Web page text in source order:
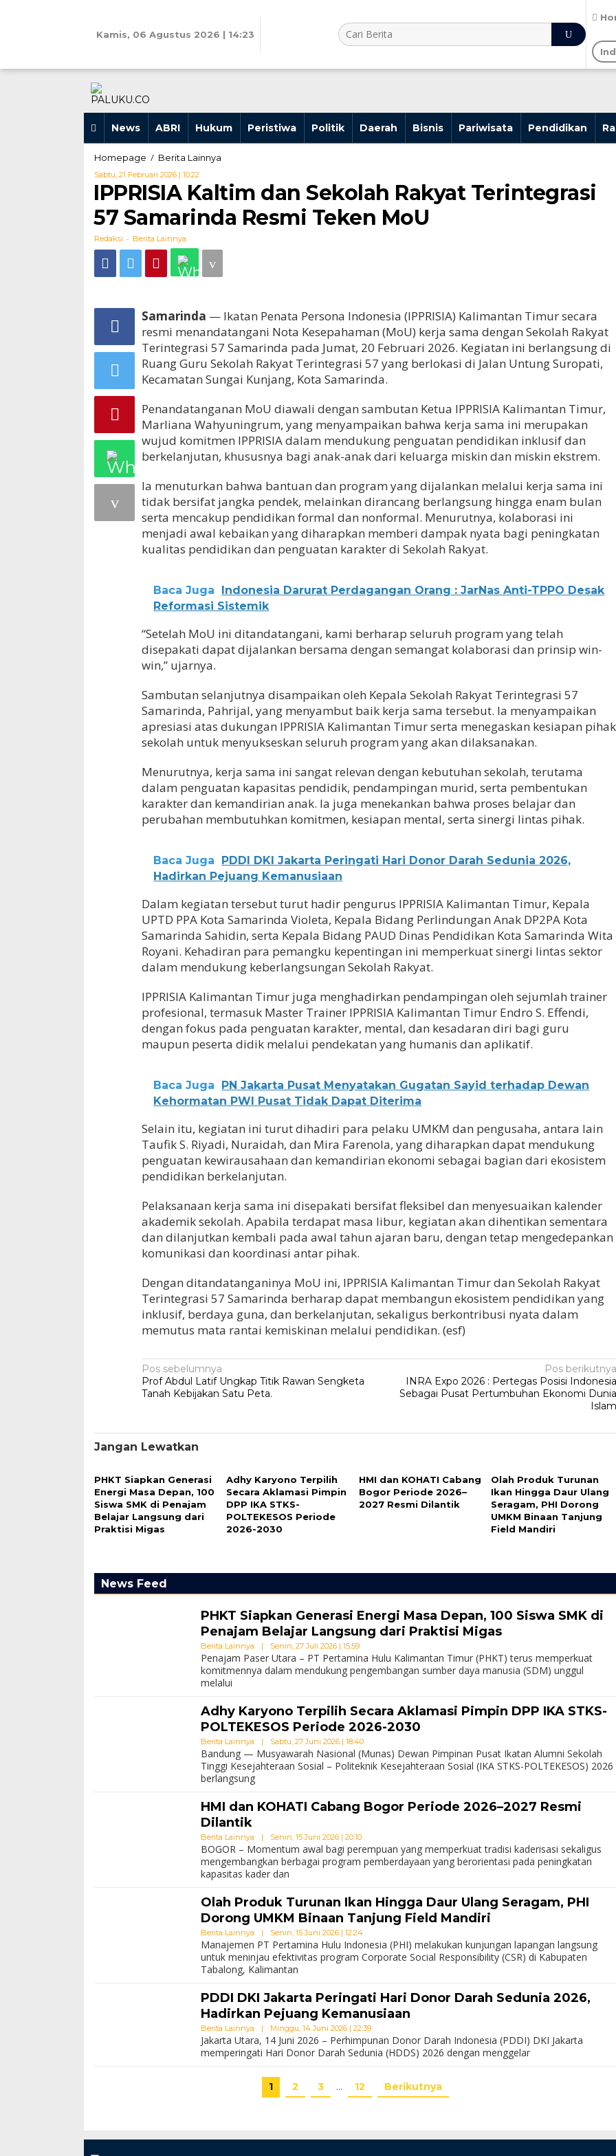
Kamis, 06 Agustus 2026 | 14:23
News ABRI Hukum Peristiwa Politik Daerah Bisnis Pariwisata Pendidikan
Homepage / Berita Lainnya
dan
Sekolah
Rakyat
Terintegrasi
MoU
Sabtu, 21 Februari 2026 | 10:22
Redaksi
IPPRISIA Kaltim dan Sekolah Rakyat Terintegrasi
57 Samarinda Resmi Teken MoU
Redaksi - Berita Lainnya
Samarinda — Ikatan Penata Persona Indonesia (IPPRISIA) Kalimantan Timur secara
resmi menandatangani Nota Kesepahaman (MoU) kerja sama dengan Sekolah Rakyat
Terintegrasi 57 Samarinda pada Jumat, 20 Februari 2026. Kegiatan ini berlangsung di
Ruang Guru Sekolah Rakyat Terintegrasi 57 yang berlokasi di Jalan Untung Suropati,
Kecamatan Sungai Kunjang, Kota Samarinda.
Penandatanganan MoU diawali dengan sambutan Ketua IPPRISIA Kalimantan Timur,
Marliana Wahyuningrum, yang menyampaikan bahwa kerja sama ini merupakan
wujud komitmen IPPRISIA dalam mendukung penguatan pendidikan inklusif dan
berkelanjutan, khususnya bagi anak-anak dari keluarga miskin dan miskin ekstrem.
Ia menuturkan bahwa bantuan dan program yang dijalankan melalui kerja sama ini
tidak bersifat jangka pendek, melainkan dirancang berlangsung hingga enam bulan
serta mencakup pendidikan formal dan nonformal. Menurutnya, kolaborasi ini
menjadi awal kebaikan yang diharapkan memberi dampak nyata bagi peningkatan
kualitas pendidikan dan penguatan karakter di Sekolah Rakyat.
Baca Juga
Indonesia Darurat Perdagangan Orang : JarNas Anti-TPPO Desak
Reformasi Sistemik
“Setelah MoU ini ditandatangani, kami berharap seluruh program yang telah
disepakati dapat dijalankan bersama dengan semangat kolaborasi dan prinsip win-
win,” ujarnya.
Sambutan selanjutnya disampaikan oleh Kepala Sekolah Rakyat Terintegrasi 57
Samarinda, Pahrijal, yang menyambut baik kerja sama tersebut. Ia menyampaikan
apresiasi atas dukungan IPPRISIA Kalimantan Timur serta menegaskan kesiapan pihak
sekolah untuk menyukseskan seluruh program yang akan dilaksanakan.
Menurutnya, kerja sama ini sangat relevan dengan kebutuhan sekolah, terutama
dalam penguatan kapasitas pendidik, pendampingan murid, serta pembentukan
karakter dan kemandirian anak. Ia juga menekankan bahwa proses belajar dan
perubahan membutuhkan komitmen, kesiapan mental, serta sinergi lintas pihak.
Baca Juga
PDDI DKI Jakarta Peringati Hari Donor Darah Sedunia 2026,
Hadirkan Pejuang Kemanusiaan
Dalam kegiatan tersebut turut hadir pengurus IPPRISIA Kalimantan Timur, Kepala
UPTD PPA Kota Samarinda Violeta, Kepala Bidang Perlindungan Anak DP2PA Kota
Samarinda Sahidin, serta Kepala Bidang PAUD Dinas Pendidikan Kota Samarinda Wita
Royani. Kehadiran para pemangku kepentingan ini memperkuat sinergi lintas sektor
dalam mendukung keberlangsungan Sekolah Rakyat.
IPPRISIA Kalimantan Timur juga menghadirkan pendampingan oleh sejumlah trainer
profesional, termasuk Master Trainer IPPRISIA Kalimantan Timur Endro S. Effendi,
dengan fokus pada penguatan karakter, mental, dan kesadaran diri bagi guru
maupun peserta didik melalui pendekatan yang humanis dan aplikatif.
Baca Juga
PN Jakarta Pusat Menyatakan Gugatan Sayid terhadap Dewan
Kehormatan PWI Pusat Tidak Dapat Diterima
Selain itu, kegiatan ini turut dihadiri para pelaku UMKM dan pengusaha, antara lain
Taufik S. Riyadi, Nuraidah, dan Mira Farenola, yang diharapkan dapat mendukung
penguatan kewirausahaan dan kemandirian ekonomi sebagai bagian dari ekosistem
pendidikan berkelanjutan.
Pelaksanaan kerja sama ini disepakati bersifat fleksibel dan menyesuaikan kalender
akademik sekolah. Apabila terdapat masa libur, kegiatan akan dihentikan sementara
dan dilanjutkan kembali pada awal tahun ajaran baru, dengan tetap mengedepankan
komunikasi dan koordinasi antar pihak.
Dengan ditandatanganinya MoU ini, IPPRISIA Kalimantan Timur dan Sekolah Rakyat
Terintegrasi 57 Samarinda berharap dapat membangun ekosistem pendidikan yang
inklusif, berdaya guna, dan berkelanjutan, sekaligus berkontribusi nyata dalam
memutus mata rantai kemiskinan melalui pendidikan. (esf)
Navigasi
pos
Pos sebelumnya
Prof Abdul Latif Ungkap Titik Rawan Sengketa
Tanah Kebijakan Satu Peta.
Pos berikutnya
INRA Expo 2026 : Pertegas Posisi Indonesia
Sebagai Pusat Pertumbuhan Ekonomi Dunia
Islam
Jangan Lewatkan
PHKT Siapkan Generasi
Energi Masa Depan, 100
Siswa SMK di Penajam
Belajar Langsung dari
Praktisi Migas
Adhy Karyono Terpilih
Secara Aklamasi Pimpin
DPP IKA STKS-
POLTEKESOS Periode
2026-2030
HMI dan KOHATI Cabang
Bogor Periode 2026–
2027 Resmi Dilantik
Olah Produk Turunan
Ikan Hingga Daur Ulang
Seragam, PHI Dorong
UMKM Binaan Tanjung
Field Mandiri
News Feed
PHKT Siapkan Generasi Energi Masa Depan, 100 Siswa SMK di
Penajam Belajar Langsung dari Praktisi Migas
Berita Lainnya | Senin, 27 Juli 2026 | 15:59
Penajam Paser Utara – PT Pertamina Hulu Kalimantan Timur (PHKT) terus memperkuat
komitmennya dalam mendukung pengembangan sumber daya manusia (SDM) unggul
melalui
Adhy Karyono Terpilih Secara Aklamasi Pimpin DPP IKA STKS-
POLTEKESOS Periode 2026-2030
Berita Lainnya | Sabtu, 27 Juni 2026 | 18:40
Bandung — Musyawarah Nasional (Munas) Dewan Pimpinan Pusat Ikatan Alumni Sekolah
Tinggi Kesejahteraan Sosial – Politeknik Kesejahteraan Sosial (IKA STKS-POLTEKESOS) 2026
berlangsung
HMI dan KOHATI Cabang Bogor Periode 2026–2027 Resmi
Dilantik
Berita Lainnya | Senin, 15 Juni 2026 | 20:10
BOGOR – Momentum awal bagi perempuan yang memperkuat tradisi kaderisasi sekaligus
mengembangkan berbagai program pemberdayaan yang berorientasi pada peningkatan
kapasitas kader dan
Olah Produk Turunan Ikan Hingga Daur Ulang Seragam, PHI
Dorong UMKM Binaan Tanjung Field Mandiri
Berita Lainnya | Senin, 15 Juni 2026 | 12:24
Manajemen PT Pertamina Hulu Indonesia (PHI) melakukan kunjungan lapangan langsung
untuk meninjau efektivitas program Corporate Social Responsibility (CSR) di Kabupaten
Tabalong, Kalimantan
PDDI DKI Jakarta Peringati Hari Donor Darah Sedunia 2026,
Hadirkan Pejuang Kemanusiaan
Berita Lainnya | Minggu, 14 Juni 2026 | 22:39
Jakarta Utara, 14 Juni 2026 – Perhimpunan Donor Darah Indonesia (PDDI) DKI Jakarta
memperingati Hari Donor Darah Sedunia (HDDS) 2026 dengan menggelar
1 2 3 … 12 Berikutnya